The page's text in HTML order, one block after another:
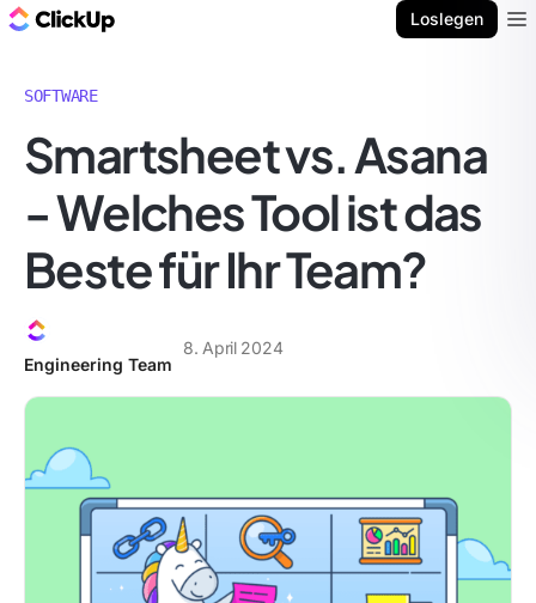
Loslegen
SOFTWARE
Smartsheet vs. Asana
- Welches Tool ist das
Beste für Ihr Team?
Engineering Team
8. April 2024